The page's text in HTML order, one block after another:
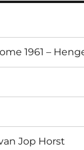
1961 –
Jop Horst